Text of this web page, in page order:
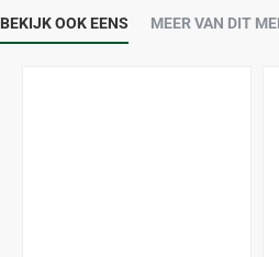
BEKIJK OOK EENS MEER VAN DIT